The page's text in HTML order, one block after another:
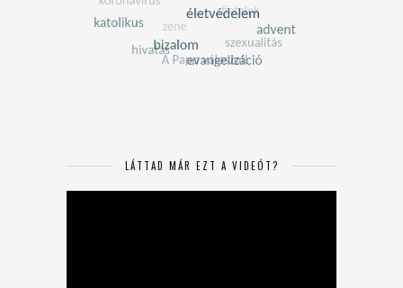
LÁTTAD MÁR EZT A VIDEÓT?